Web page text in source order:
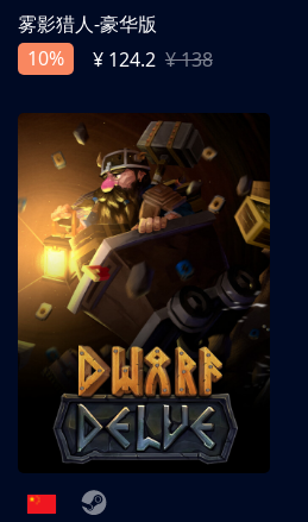
雾影猎人-豪华版
10%
¥ 124.2 ¥ 138